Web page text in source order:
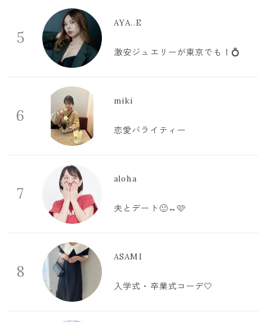
5
AYA..E
激安ジュエリーが東京でも！💍
6
miki
恋愛バライティー
7
aloha
夫とデート🙂‍↔️🩷
8
ASAMI
入学式・卒業式コーデ🤍